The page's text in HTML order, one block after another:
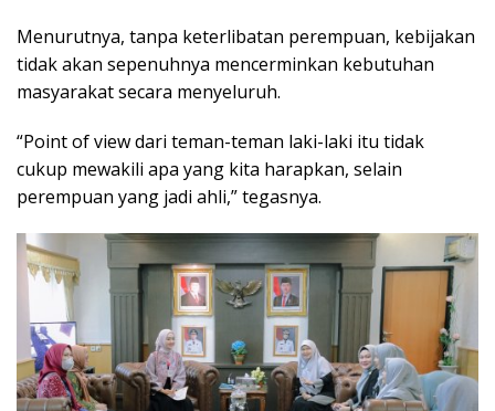
Menurutnya, tanpa keterlibatan perempuan, kebijakan
tidak akan sepenuhnya mencerminkan kebutuhan
masyarakat secara menyeluruh.
“Point of view dari teman-teman laki-laki itu tidak
cukup mewakili apa yang kita harapkan, selain
perempuan yang jadi ahli,” tegasnya.